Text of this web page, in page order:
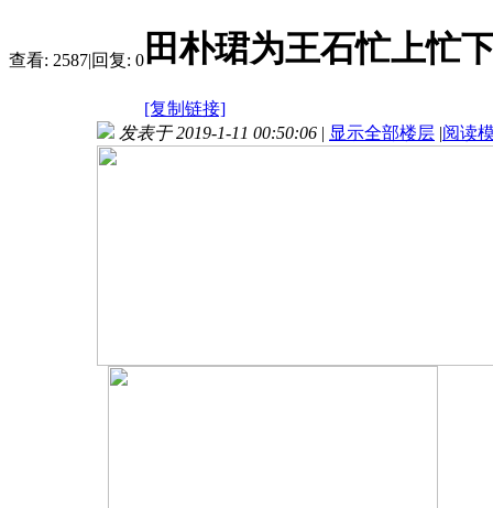
查看: 2587|回复: 0 田朴珺为王石忙上忙
[复制链接]
发表于 2019-1-11 00:50:06 | 显示全部楼层 |阅读